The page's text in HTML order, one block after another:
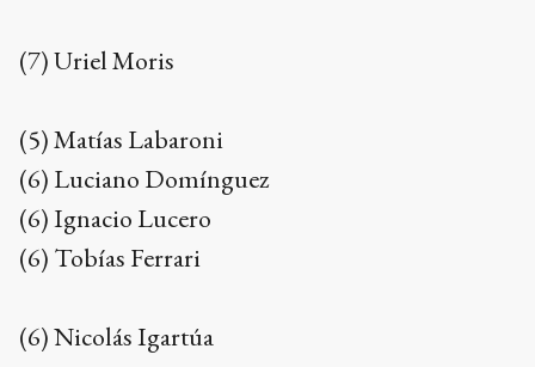
(7) Uriel Moris
(5) Matías Labaroni
(6) Luciano Domínguez
(6) Ignacio Lucero
(6) Tobías Ferrari
(6) Nicolás Igartúa